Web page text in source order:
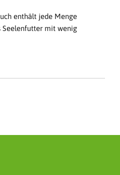
enthält jede Menge
Seelenfutter mit wenig